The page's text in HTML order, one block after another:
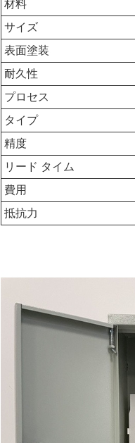
材料
サイズ
表面塗装
耐久性
プロセス
タイプ
精度
リード タイム
費用
抵抗力